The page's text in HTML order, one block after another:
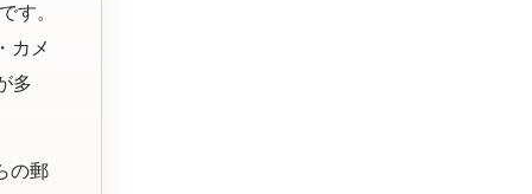
す。
カメ
多
の郵